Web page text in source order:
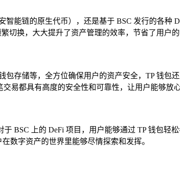
能链的原生代币），还是基于 BSC 发行的各种
切换，大大提升了资产管理的效率，节省了用户的
存储等，全方位确保用户的资产安全，TP 钱包
易都具有高度的安全性和可靠性，让用户能够放
BSC 上的 DeFi 项目，用户能够通过 TP 钱包轻
数字资产的世界里能够尽情探索和发挥。